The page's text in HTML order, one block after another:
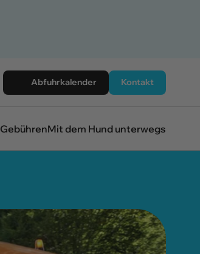
Abfuhrkalender Kontakt
Abgabe von Batterien
Alles Wissenswerte zur "blauen"
Tonne
Grün- und Gartenabfälle
GebührenMit dem Hund unterwegs